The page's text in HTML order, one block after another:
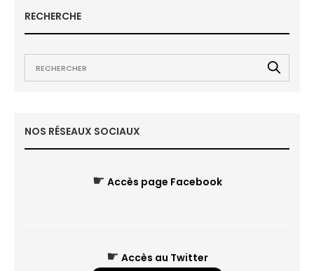
RECHERCHE
NOS RÉSEAUX SOCIAUX
☛ Accès page Facebook
☛ Accès au Twitter